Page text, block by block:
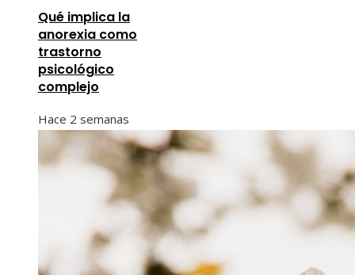
Qué implica la
anorexia como
trastorno
psicológico
complejo
Hace 2 semanas